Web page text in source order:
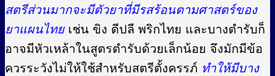
สตรีส่วนมากจะมีตัวยาที่มีรสร้อนตามศาสตร์ของ
ยาแผนไทย เช่น ขิง ดีปลี พริกไทย และบางตำรับก็
อาจมีหัวเหล้าในสูตรตำรับด้วยเล็กน้อย จึงมักมีข้อ
ควรระวังไม่ให้ใช้สำหรับสตรีตั้งครรภ์ ทำให้มีบาง